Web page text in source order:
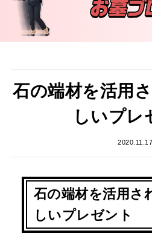
石の端材を活用
しいプレ
2020.11.17
石の端材を活用さ
しいプレゼント